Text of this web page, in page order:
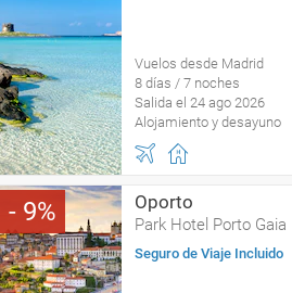
Vuelos desde Madrid
8 días / 7 noches
Salida el 24 ago 2026
Alojamiento y desayuno
9 Oporto
Park Hotel Porto Gaia
Seguro de Viaje Incluido